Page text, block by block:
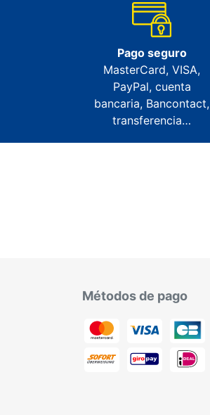
Pago seguro
MasterCard, VISA,
PayPal, cuenta
bancaria, Bancontact,
transferencia…
Métodos de pago